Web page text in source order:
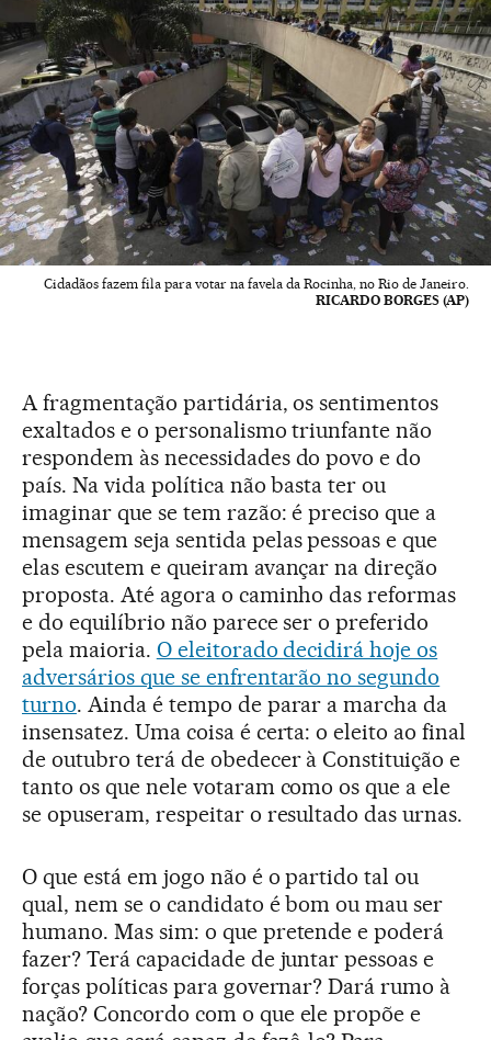
Cidadãos fazem fila para votar na favela da Rocinha, no Rio de Janeiro.
RICARDO BORGES (AP)
A fragmentação partidária, os sentimentos
exaltados e o personalismo triunfante não
respondem às necessidades do povo e do
país. Na vida política não basta ter ou
imaginar que se tem razão: é preciso que a
mensagem seja sentida pelas pessoas e que
elas escutem e queiram avançar na direção
proposta. Até agora o caminho das reformas
e do equilíbrio não parece ser o preferido
pela maioria. O eleitorado decidirá hoje os
adversários que se enfrentarão no segundo
turno. Ainda é tempo de parar a marcha da
insensatez. Uma coisa é certa: o eleito ao final
de outubro terá de obedecer à Constituição e
tanto os que nele votaram como os que a ele
se opuseram, respeitar o resultado das urnas.
O que está em jogo não é o partido tal ou
qual, nem se o candidato é bom ou mau ser
humano. Mas sim: o que pretende e poderá
fazer? Terá capacidade de juntar pessoas e
forças políticas para governar? Dará rumo à
nação? Concordo com o que ele propõe e